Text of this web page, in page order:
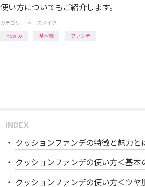
使い方についてもご紹介します。
カテゴリ ｜ ベースメイク
How to
基本編 ファンデ
INDEX
クッションファンデの特徴と魅力と
クッションファンデの使い方＜基本
クッションファンデの使い方＜ツヤ